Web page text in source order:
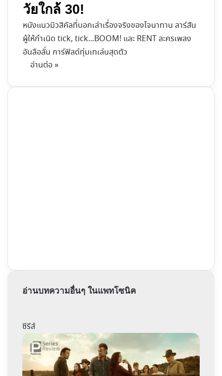
วัยใกล้ 30!
หนังแนวมิวสิคัลที่บอกเล่าเรื่องจริงของโจนาทาน ลาร์สัน
ผู้ให้กำเนิด tick, tick...BOOM! และ RENT ละครเพลง
อันลือลั่น การ์ฟิลด์ทุ่มเทเล่นสุดตัว
อ่านต่อ »
อ่านบทความอื่นๆ ในแพทโซนิค
ซีรีส์